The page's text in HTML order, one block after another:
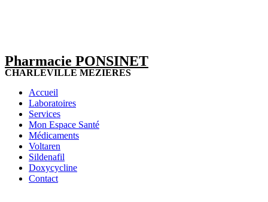
Pharmacie PONSINET
CHARLEVILLE MEZIERES
Accueil
Laboratoires
Services
Mon Espace Santé
Médicaments
Voltaren
Sildenafil
Doxycycline
Contact